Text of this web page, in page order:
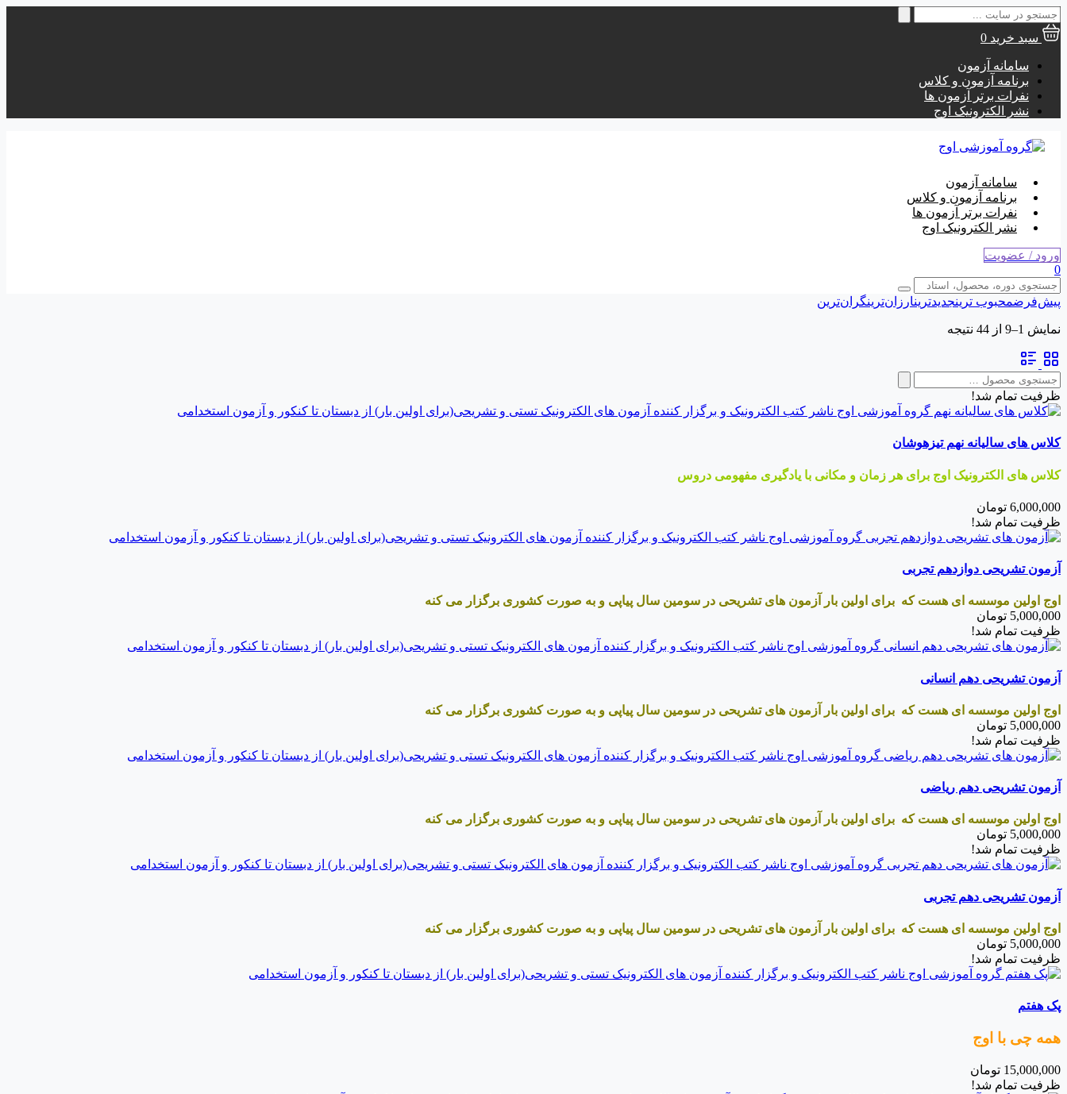
جستجو
برای:
سبد خرید 0
سامانه آزمون
برنامه آزمون و کلاس
نفرات برتر آزمون ها
نشر الکترونیک اوج
سامانه آزمون
برنامه آزمون و کلاس
نفرات برتر آزمون ها
نشر الکترونیک اوج
ورود / عضویت
0
پیش‌فرضمحبوب ترینجدیدترینارزان‌ترینگران‌ترین
نمایش 1–9 از 44 نتیجه
جستجو
برای:
ظرفیت تمام شد!
کلاس های سالیانه نهم تیزهوشان
کلاس های الکترونیک اوج برای هر زمان و مکانی با یادگیری مفهومی دروس
6,000,000 تومان
ظرفیت تمام شد!
آزمون تشریحی دوازدهم تجربی
اوج اولین موسسه ای هست که برای اولین بار آزمون های تشریحی در سومین سال پیاپی و به صورت کشوری برگزار می کنه
5,000,000 تومان
ظرفیت تمام شد!
آزمون تشریحی دهم انسانی
اوج اولین موسسه ای هست که برای اولین بار آزمون های تشریحی در سومین سال پیاپی و به صورت کشوری برگزار می کنه
5,000,000 تومان
ظرفیت تمام شد!
آزمون تشریحی دهم ریاضی
اوج اولین موسسه ای هست که برای اولین بار آزمون های تشریحی در سومین سال پیاپی و به صورت کشوری برگزار می کنه
5,000,000 تومان
ظرفیت تمام شد!
آزمون تشریحی دهم تجربی
اوج اولین موسسه ای هست که برای اولین بار آزمون های تشریحی در سومین سال پیاپی و به صورت کشوری برگزار می کنه
5,000,000 تومان
ظرفیت تمام شد!
پک هفتم
همه چی با اوج
15,000,000 تومان
ظرفیت تمام شد!